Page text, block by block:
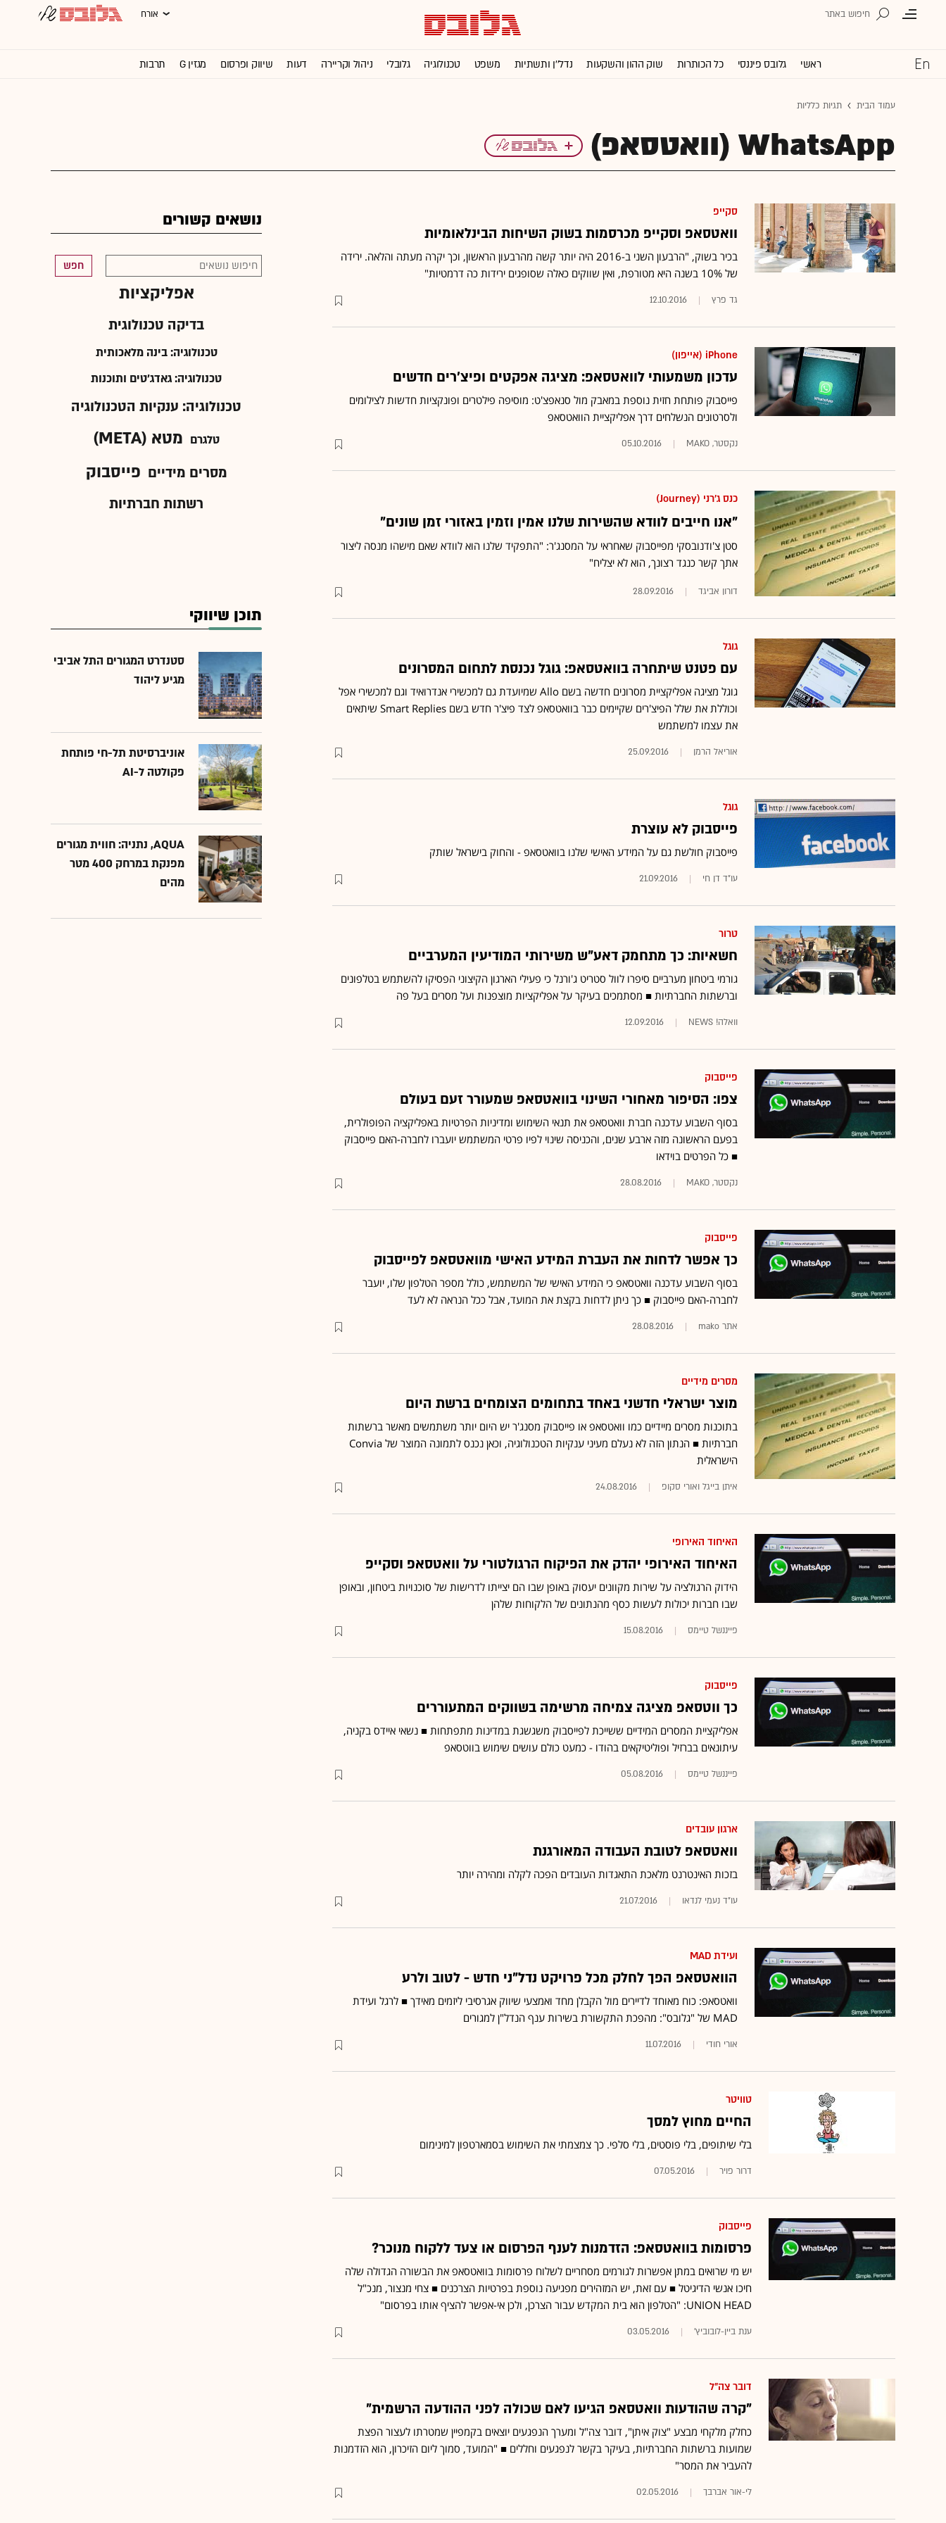
אורח
ראשי גלובס פיננסי כל הכותרות שוק ההון והשקעות נדל''ן ותשתיות משפט טכנולוגיה גלובלי ניהול וקריירה דעות שיווק ופרסום מגזין G תרבות
עמוד הבית תגיות כלליות
WhatsApp (וואטסאפ)
סקייפ
וואטסאפ וסקייפ מכרסמות בשוק השיחות הבינלאומיות
בכיר בשוק, "הרבעון השני ב-2016 היה יותר קשה מהרבעון הראשון, וכך יקרה מעתה והלאה. ירידה
של 10% בשנה היא מטורפת, ואין שווקים כאלה שסופגים ירידות כה דרמטיות"
גד פרץ 12.10.2016
iPhone (אייפון)
עדכון משמעותי לוואטסאפ: מציגה אפקטים ופיצ'רים חדשים
פייסבוק פותחת חזית נוספת במאבק מול סנאפצ'ט: מוסיפה פילטרים ופונקציות חדשות לצילומים
ולסרטונים הנשלחים דרך אפליקציית הוואטסאפ
נקסטר, MAKO 05.10.2016
כנס ג'רני (Journey)
"אנו חייבים לוודא שהשירות שלנו אמין וזמין באזורי זמן שונים"
סטן צ'ודנובסקי מפייסבוק שאחראי על המסנג'ר: "התפקיד שלנו הוא לוודא שאם מישהו מנסה ליצור
אתך קשר כנגד רצונך, הוא לא יצליח"
דורון אביגד 28.09.2016
גוגל
עם פטנט שיתחרה בוואטסאפ: גוגל נכנסת לתחום המסרונים
גוגל מציגה אפליקציית מסרונים חדשה בשם Allo שמיועדת גם למכשירי אנדרואיד וגם למכשירי אפל
וכוללת את שלל הפיצ'רים שקיימים כבר בוואטסאפ לצד פיצ'ר חדש בשם Smart Replies שיתאים
את עצמו למשתמש
אוריאל הרמן 25.09.2016
גוגל
פייסבוק לא עוצרת
פייסבוק חולשת גם על המידע האישי שלנו בוואטסאפ - והחוק בישראל שותק
עו"ד דן חי 21.09.2016
טרור
חשאיות: כך מתחמק דאע"ש משירותי המודיעין המערביים
גורמי ביטחון מערביים סיפרו לוול סטריט ג'ורנל כי פעילי הארגון הקיצוני הפסיקו להשתמש בטלפונים
וברשתות החברתיות ■ מסתמכים בעיקר על אפליקציות מוצפנות ועל מסרים בעל פה
וואלה! NEWS 12.09.2016
פייסבוק
צפו: הסיפור מאחורי השינוי בוואטסאפ שמעורר זעם בעולם
בסוף השבוע עדכנה חברת וואטסאפ את תנאי השימוש ומדיניות הפרטיות באפליקציה הפופולרית,
בפעם הראשונה מזה ארבע שנים, והכניסה שינוי לפיו פרטי המשתמש יועברו לחברה-האם פייסבוק
■ כל הפרטים בוידאו
נקסטר, MAKO 28.08.2016
פייסבוק
כך אפשר לדחות את העברת המידע האישי מוואטסאפ לפייסבוק
בסוף השבוע עדכנה וואטסאפ כי המידע האישי של המשתמש, כולל מספר הטלפון שלו, יועבר
לחברה-האם פייסבוק ■ כך ניתן לדחות בקצת את המועד, אבל ככל הנראה לא לעד
אתר mako 28.08.2016
מסרים מידיים
מוצר ישראלי חדשני באחד בתחומים הצומחים ברשת היום
בתוכנות מסרים מיידיים כמו וואטסאפ או פייסבוק מסנג'ר יש היום יותר משתמשים מאשר ברשתות
חברתיות ■ הנתון הזה לא נעלם מעיני ענקיות הטכנולוגיה, וכאן נכנס לתמונה המוצר של Convia
הישראלית
איתן בייגל ואורי סקופ 24.08.2016
האיחוד האירופי
האיחוד האירופי יהדק את הפיקוח הרגולטורי על וואטסאפ וסקייפ
הידוק הרגולציה על שירות מקוונים יעסוק באופן שבו הם יצייתו לדרישות של סוכנויות ביטחון, ובאופן
שבו חברות יכולות לעשות כסף מהנתונים של הלקוחות שלהן
פייננשל טיימס 15.08.2016
פייסבוק
כך ווטסאפ מציגה צמיחה מרשימה בשווקים המתעוררים
אפליקציית המסרים המידיים ששייכת לפייסבוק משגשגת במדינות מתפתחות ■ נשאי איידס בקניה,
עיתונאים בברזיל ופוליטיקאים בהודו - כמעט כולם עושים שימוש בווטסאפ
פייננשל טיימס 05.08.2016
ארגון עובדים
וואטסאפ לטובת העבודה המאורגנת
בזכות האינטרנט מלאכת התאגדות העובדים הפכה לקלה ומהירה יותר
עו"ד נעמי לנדאו 21.07.2016
ועידת MAD
הוואטסאפ הפך לחלק מכל פרויקט נדל"ני חדש - לטוב ולרע
וואטסאפ: כוח מאוחד לדיירים מול הקבלן מחד ואמצעי שיווק אגרסיבי ליזמים מאידך ■ לרגל ועידת
MAD של "גלובס": מהפכת התקשורת בשירות ענף הנדל"ן למגורים
אורי חודי 11.07.2016
טוויטר
החיים מחוץ למסך
בלי שיתופים, בלי פוסטים, בלי סלפי. כך צמצמתי את השימוש בסמארטפון למינימום
דרור פויר 07.05.2016
פייסבוק
פרסומות בוואטסאפ: הזדמנות לענף הפרסום או צעד ללקוח מנוכר?
יש מי שרואים במתן אפשרות לגורמים מסחריים לשלוח פרסומות בוואטסאפ את הבשורה הגדולה שלה
חיכו אנשי הדיגיטל ■ עם זאת, יש המזהירים מפגיעה נוספת בפרטיות הצרכנים ■ צחי מנצור, מנכ"ל
UNION HEAD: "הטלפון הוא בית המקדש עבור הצרכן, ולכן אי-אפשר להציף אותו בפרסום"
ענת ביין-לובוביץ' 03.05.2016
דובר צה"ל
"קרה שהודעות וואטסאפ הגיעו לאם שכולה לפני ההודעה הרשמית"
כחלק מלקחי מבצע "צוק איתן", דובר צה"ל ומערך הנפגעים יוצאים בקמפיין שמטרתו לעצור הפצת
שמועות ברשתות החברתיות, בעיקר בקשר לנפגעים וחללים ■ "המועד, סמוך ליום הזיכרון, הוא הזדמנות
להעביר את המסר"
לי-אור אברבך 02.05.2016
נושאים קשורים
חפש
אפליקציות
בדיקה טכנולוגית
טכנולוגיה: בינה מלאכותית
טכנולוגיה: גאדג'טים ותוכנות
טכנולוגיה: ענקיות הטכנולוגיה
טלגרם מטא (META)
מסרים מידיים פייסבוק
רשתות חברתיות
תוכן שיווקי
סטנדרט המגורים התל אביבי
מגיע ליהוד
אוניברסיטת תל-חי פותחת
פקולטה ל-AI
AQUA, נתניה: חווית מגורים
מפנקת במרחק 400 מטר
מהים